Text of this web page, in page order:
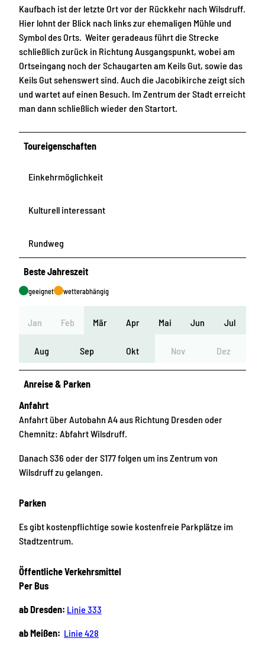
Kaufbach ist der letzte Ort vor der Rückkehr nach Wilsdruff.
Hier lohnt der Blick nach links zur ehemaligen Mühle und
Symbol des Orts. Weiter geradeaus führt die Strecke
schließlich zurück in Richtung Ausgangspunkt, wobei am
Ortseingang noch der Schaugarten am Keils Gut, sowie das
Keils Gut sehenswert sind. Auch die Jacobikirche zeigt sich
und wartet auf einen Besuch. Im Zentrum der Stadt erreicht
man dann schließlich wieder den Startort.
Toureigenschaften
Einkehrmöglichkeit
Kulturell interessant
Rundweg
Beste Jahreszeit
geeignet wetterabhängig
Jan Feb Mär Apr Mai Jun Jul
Aug Sep Okt Nov Dez
Anreise & Parken
Anfahrt
Anfahrt über Autobahn A4 aus Richtung Dresden oder
Chemnitz: Abfahrt Wilsdruff.
Danach S36 oder der S177 folgen um ins Zentrum von
Wilsdruff zu gelangen.
Parken
Es gibt kostenpflichtige sowie kostenfreie Parkplätze im
Stadtzentrum.
Öffentliche Verkehrsmittel
Per Bus
ab Dresden: Linie 333
ab Meißen: Linie 428